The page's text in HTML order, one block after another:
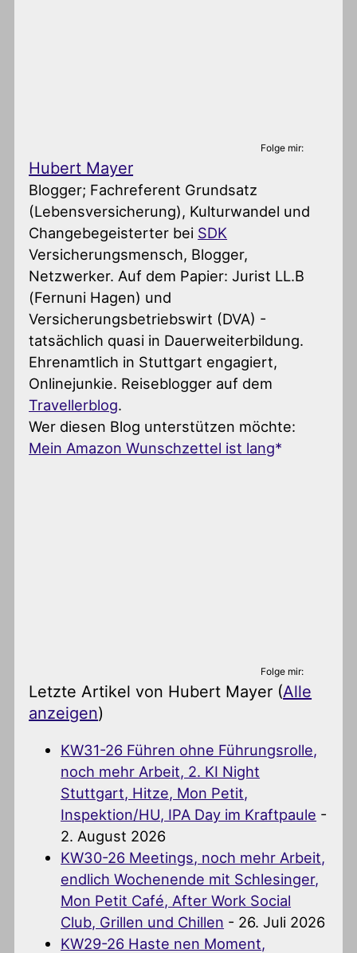
Folge mir:
Hubert Mayer
Blogger; Fachreferent Grundsatz
(Lebensversicherung), Kulturwandel und
Changebegeisterter bei SDK
Versicherungsmensch, Blogger,
Netzwerker. Auf dem Papier: Jurist LL.B
(Fernuni Hagen) und
Versicherungsbetriebswirt (DVA) -
tatsächlich quasi in Dauerweiterbildung.
Ehrenamtlich in Stuttgart engagiert,
Onlinejunkie. Reiseblogger auf dem
Travellerblog.
Wer diesen Blog unterstützen möchte:
Mein Amazon Wunschzettel ist lang
Folge mir:
Letzte Artikel von Hubert Mayer (Alle
anzeigen)
KW31-26 Führen ohne Führungsrolle,
noch mehr Arbeit, 2. KI Night
Stuttgart, Hitze, Mon Petit,
Inspektion/HU, IPA Day im Kraftpaule -
2. August 2026
KW30-26 Meetings, noch mehr Arbeit,
endlich Wochenende mit Schlesinger,
Mon Petit Café, After Work Social
Club, Grillen und Chillen - 26. Juli 2026
KW29-26 Haste nen Moment,